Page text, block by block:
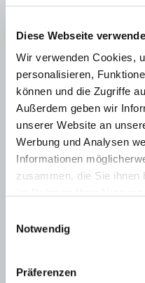
Diese Webseite
Wir verwenden Cookies,
personalisieren,
können und die Zugriffe
Außerdem geben wir
unserer Website an
Werbung und Analysen
Informationen
zusammen, die Sie ihnen
Notwendig
Präferenzen